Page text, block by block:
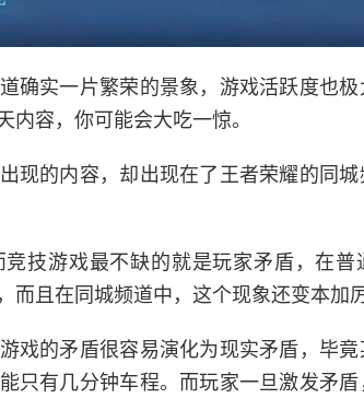
确实一片繁荣的景象，游戏活跃度也
容，你可能会大吃一惊。
现的内容，却出现在了王者荣耀的同城
技游戏最不缺的就是玩家矛盾，在普
且在同城频道中，这个现象还变本加厉
戏的矛盾很容易演化为现实矛盾，毕
只有几分钟车程。而玩家一旦激发矛